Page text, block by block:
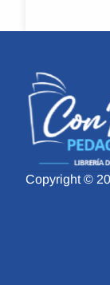
Copyright ©